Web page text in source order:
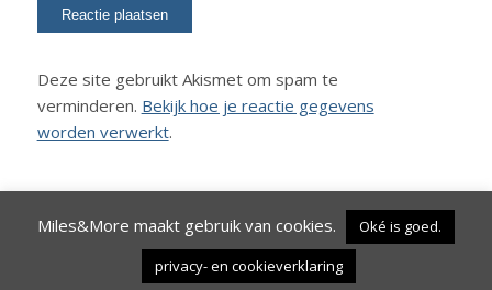
Deze site gebruikt Akismet om spam te
verminderen. Bekijk hoe je reactie gegevens
worden verwerkt.
© Copyright - 2020 Miles&More
Miles&More maakt gebruik van cookies.
Oké is goed.
privacy- en cookieverklaring